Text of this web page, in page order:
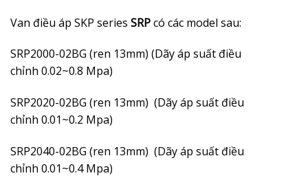
Van điều áp SKP series SRPcó các model sau:
SRP2000-02BG (ren 13mm) (Dãy áp suất điều
chỉnh 0.02~0.8 Mpa)
SRP2020-02BG (ren 13mm) (Dãy áp suất điều
chỉnh 0.01~0.2 Mpa)
SRP2040-02BG (ren 13mm) (Dãy áp suất điều
chỉnh 0.01~0.4 Mpa)